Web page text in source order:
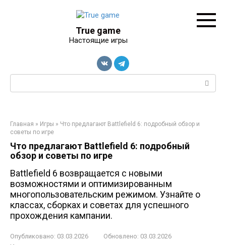
True game
Настоящие игры
Поиск:
Главная » Игры » Что предлагают Battlefield 6: подробный обзор и
советы по игре
Что предлагают Battlefield 6: подробный
обзор и советы по игре
Battlefield 6 возвращается с новыми
возможностями и оптимизированным
многопользовательским режимом. Узнайте о
классах, сборках и советах для успешного
прохождения кампании.
Опубликовано: 03.03.2026 Обновлено: 03.03.2026